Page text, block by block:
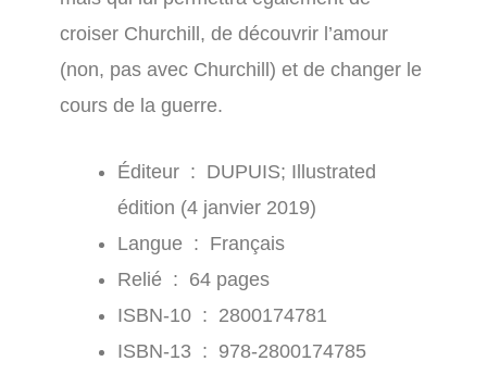
croiser Churchill, de découvrir l’amour
(non, pas avec Churchill) et de changer le
cours de la guerre.
Éditeur ‏ : ‎ DUPUIS; Illustrated
édition (4 janvier 2019)
Langue ‏ : ‎ Français
Relié ‏ : ‎ 64 pages
ISBN-10 ‏ : ‎ 2800174781
ISBN-13 ‏ : ‎ 978-2800174785